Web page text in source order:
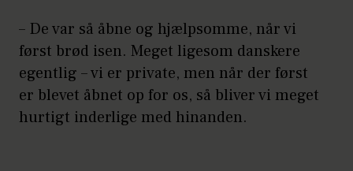
– De var så åbne og hjælpsomme, når vi
først brød isen. Meget ligesom danskere
egentlig – vi er private, men når der først
er blevet åbnet op for os, så bliver vi meget
hurtigt inderlige med hinanden.